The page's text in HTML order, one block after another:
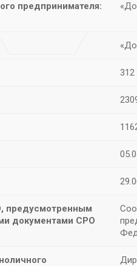
предпринимателя:
312
предусмотренным
документами СРО